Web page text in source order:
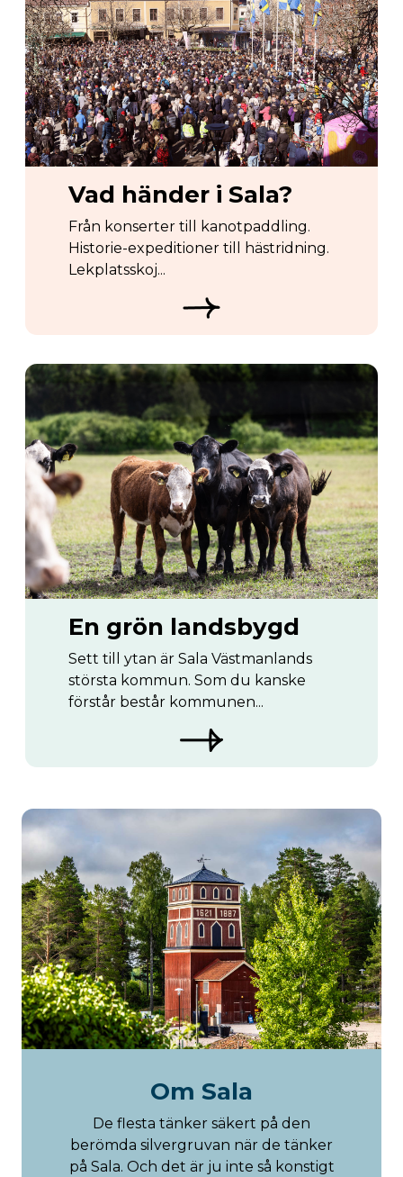
Vad händer i Sala?
Från konserter till kanotpaddling.
Historie-expeditioner till hästridning.
Lekplatsskoj...
En grön landsbygd
Sett till ytan är Sala Västmanlands
största kommun. Som du kanske
förstår består kommunen...
Om Sala
De flesta tänker säkert på den
berömda silvergruvan när de tänker
på Sala. Och det är ju inte så konstigt